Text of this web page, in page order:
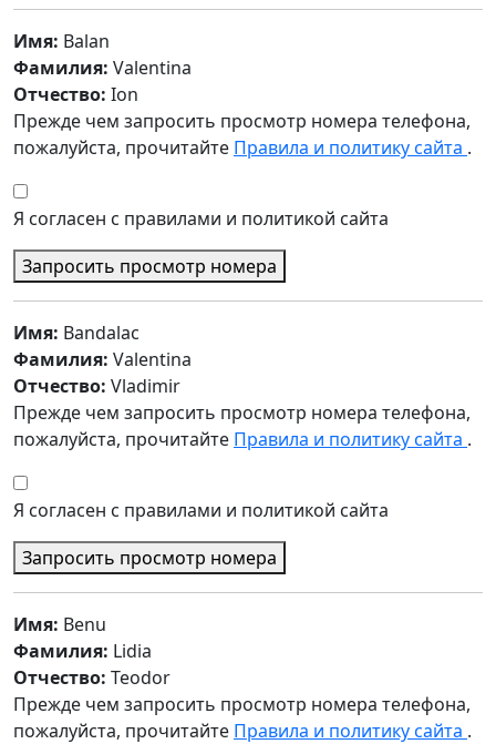
Имя: Balan
Фамилия: Valentina
Отчество: Ion
Прежде чем запросить просмотр номера телефона,
пожалуйста, прочитайте Правила и политику сайта .
Я согласен с правилами и политикой сайта
Запросить просмотр номера
Имя: Bandalac
Фамилия: Valentina
Отчество: Vladimir
Прежде чем запросить просмотр номера телефона,
пожалуйста, прочитайте Правила и политику сайта .
Я согласен с правилами и политикой сайта
Запросить просмотр номера
Имя: Benu
Фамилия: Lidia
Отчество: Teodor
Прежде чем запросить просмотр номера телефона,
пожалуйста, прочитайте Правила и политику сайта .